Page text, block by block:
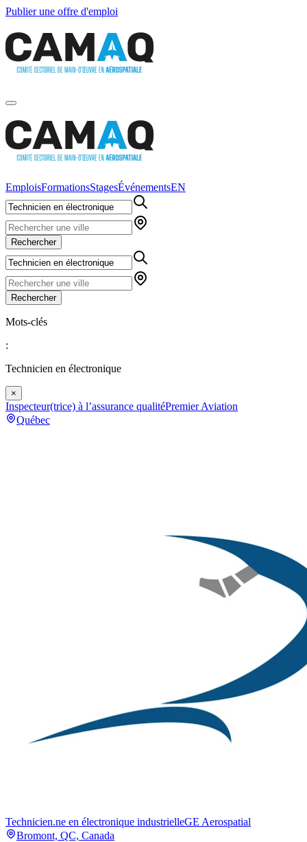
Publier une offre d'emploi
EmploisFormationsStagesÉvénementsEN
Rechercher
Rechercher
Mots-clés
:
Technicien en électronique
×
Inspecteur(trice) à l’assurance qualitéPremier Aviation
Québec
Technicien.ne en électronique industrielleGE Aerospatial
Bromont, QC, Canada